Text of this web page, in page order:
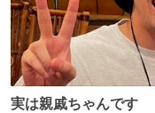
実は親戚ちゃんです